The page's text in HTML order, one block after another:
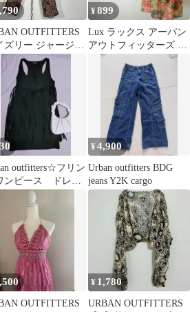
OUTFITTERS
ズリー ジャージボ
ス サイドライン
¥899
Lux ラックス アーバン
アウトフィッターズ コ
ットン花柄キャミソー
outfitters☆フリン
ンピース ドレ
Ｓサイズ パーテ
¥4,900
Urban outfitters BDG
jeans Y2K cargo
OUTFITTERS
¥ 1,780
URBAN OUTFITTERS